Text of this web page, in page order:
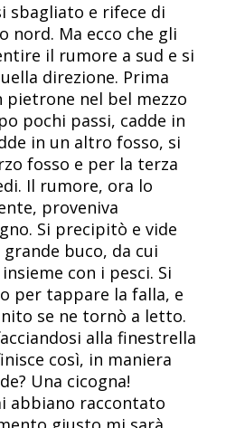
sbagliato e rifece di
nord. Ma ecco che gli
il rumore a sud e si
direzione. Prima
pietrone nel bel mezzo
pochi passi, cadde in
in un altro fosso, si
fosso e per la terza
Il rumore, ora lo
proveniva
Si precipitò e vide
buco, da cui
con i pesci. Si
per tappare la falla, e
se ne tornò a letto.
alla finestrella
così, in maniera
Una cicogna!
abbiano raccontato